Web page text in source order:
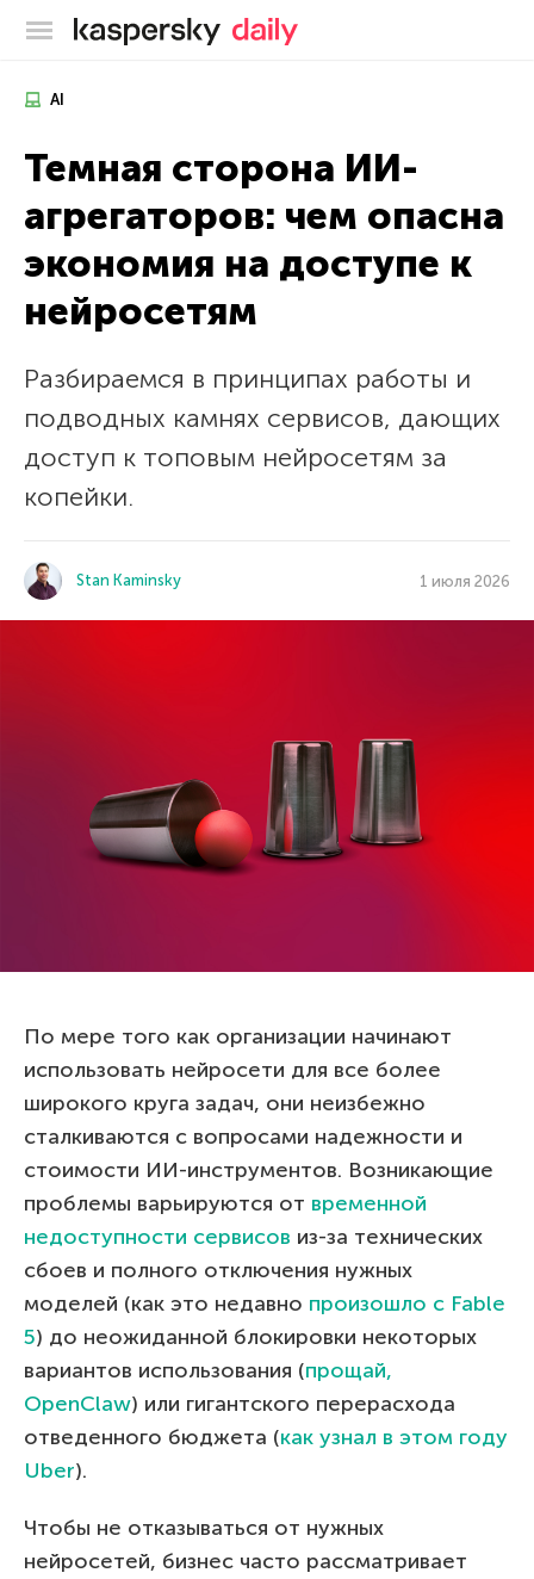
Блог Касперского
AI
Темная сторона ИИ-
агрегаторов: чем опасна
экономия на доступе к
нейросетям
Разбираемся в принципах работы и
подводных камнях сервисов, дающих
доступ к топовым нейросетям за
копейки.
Stan Kaminsky 1 июля 2026
По мере того как организации начинают
использовать нейросети для все более
широкого круга задач, они неизбежно
сталкиваются с вопросами надежности и
стоимости ИИ-инструментов. Возникающие
проблемы варьируются от временной
недоступности сервисов из-за технических
сбоев и полного отключения нужных
моделей (как это недавно произошло с Fable
5) до неожиданной блокировки некоторых
вариантов использования (прощай,
OpenClaw) или гигантского перерасхода
отведенного бюджета (как узнал в этом году
Uber).
Чтобы не отказываться от нужных
нейросетей, бизнес часто рассматривает